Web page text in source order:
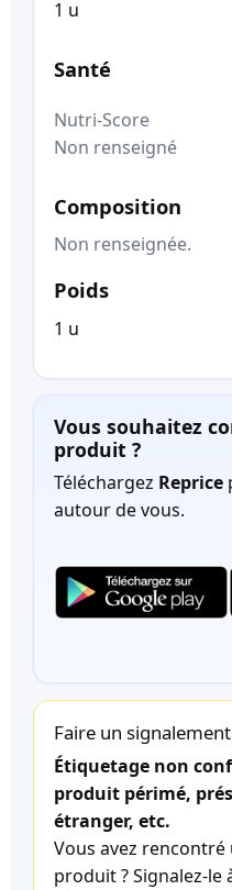
1 u
Santé
Nutri-Score
Non renseigné
Composition
Non renseignée.
Poids
1 u
Vous souhaitez
produit ?
Téléchargez Reprice
autour de vous.
Faire un
Étiquetage non
produit périmé,
étranger, etc.
Vous avez
produit ? Signalez-le